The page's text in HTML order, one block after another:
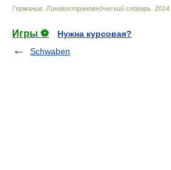
Германия. Лингвострановедческий словарь 2014
Игры ⚽
Нужна курсовая?
Schwaben